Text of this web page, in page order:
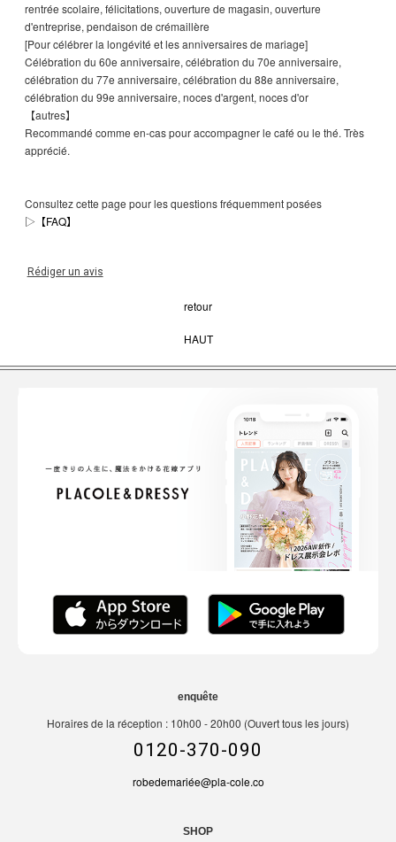
rentrée scolaire, félicitations, ouverture de magasin, ouverture
d'entreprise, pendaison de crémaillère
[Pour célébrer la longévité et les anniversaires de mariage]
Célébration du 60e anniversaire, célébration du 70e anniversaire,
célébration du 77e anniversaire, célébration du 88e anniversaire,
célébration du 99e anniversaire, noces d'argent, noces d'or
【autres】
Recommandé comme en-cas pour accompagner le café ou le thé. Très
apprécié.
Consultez cette page pour les questions fréquemment posées
▷ 【FAQ】
Rédiger un avis
retour
HAUT
enquête
Horaires de la réception : 10h00 - 20h00 (Ouvert tous les jours)
0120-370-090
robedemariée@pla-cole.co
SHOP